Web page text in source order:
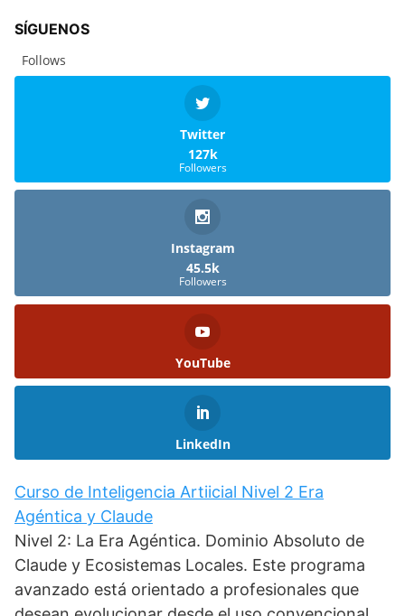
SÍGUENOS
Follows
Twitter
127k
Followers
Instagram
45.5k
Followers
YouTube
LinkedIn
Curso de Inteligencia Artiicial Nivel 2 Era
Agéntica y Claude
Nivel 2: La Era Agéntica. Dominio Absoluto de
Claude y Ecosistemas Locales. Este programa
avanzado está orientado a profesionales que